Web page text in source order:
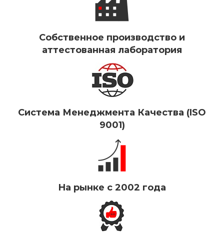
Собственное производство и
аттестованная лаборатория
Система Менеджмента Качества (ISO
9001)
На рынке с 2002 года